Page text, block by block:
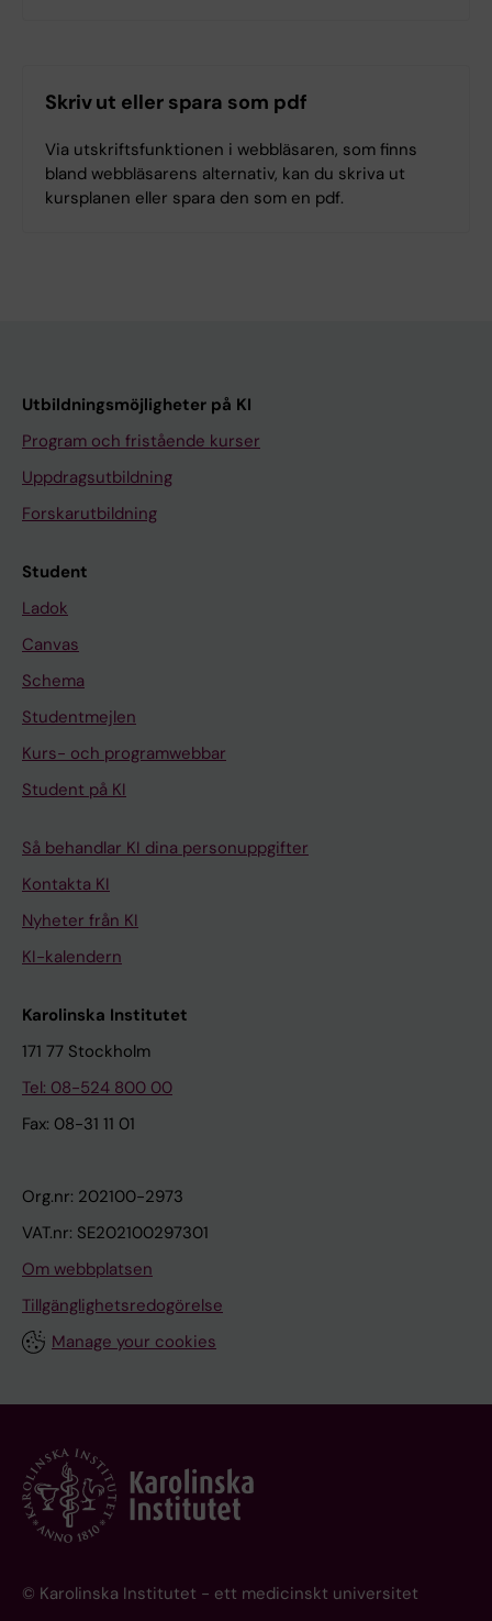
Skriv ut eller spara som pdf
Via utskriftsfunktionen i webbläsaren, som finns
bland webbläsarens alternativ, kan du skriva ut
kursplanen eller spara den som en pdf.
Utbildningsmöjligheter på KI
Program och fristående kurser
Uppdragsutbildning
Forskarutbildning
Student
Ladok
Canvas
Schema
Studentmejlen
Kurs- och programwebbar
Student på KI
Så behandlar KI dina personuppgifter
Kontakta KI
Nyheter från KI
KI-kalendern
Karolinska Institutet
171 77 Stockholm
Tel: 08-524 800 00
Fax: 08-31 11 01
Org.nr: 202100-2973
VAT.nr: SE202100297301
Om webbplatsen
Tillgänglighetsredogörelse
Manage your cookies
© Karolinska Institutet - ett medicinskt universitet